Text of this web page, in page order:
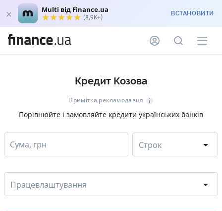
Multi від Finance.ua
(8,9K+) ВСТАНОВИТИ
Кредит Козова
Примітка рекламодавця
Порівнюйте і замовляйте кредити українських банків
Сума, грн Строк
Працевлаштування